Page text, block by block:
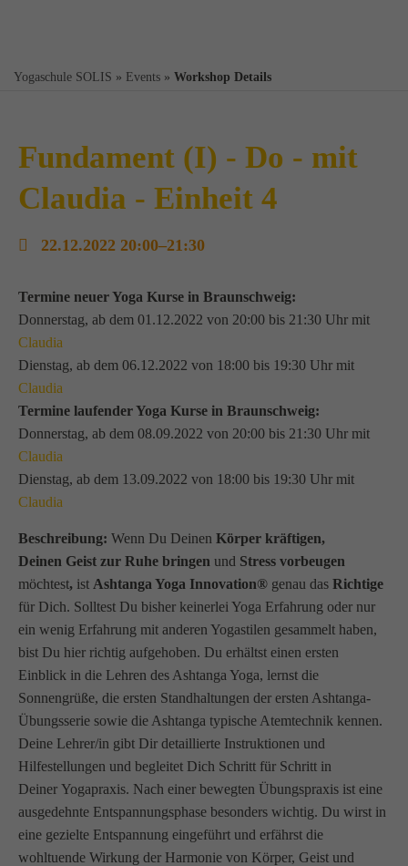
Yogaschule SOLIS » Events » Workshop Details
Fundament (I) - Do - mit
Claudia - Einheit 4
22.12.2022 20:00–21:30
Termine neuer Yoga Kurse in Braunschweig:
Donnerstag, ab dem 01.12.2022 von 20:00 bis 21:30 Uhr mit
Claudia
Dienstag, ab dem 06.12.2022 von 18:00 bis 19:30 Uhr mit
Claudia
Termine laufender Yoga Kurse in Braunschweig:
Donnerstag, ab dem 08.09.2022 von 20:00 bis 21:30 Uhr mit
Claudia
Dienstag, ab dem 13.09.2022 von 18:00 bis 19:30 Uhr mit
Claudia
Beschreibung: Wenn Du DeinenKörper kräftigen,
Deinen Geist zur Ruhe bringen und Stress vorbeugen
möchtest, ist Ashtanga Yoga Innovation® genau dasRichtige
für Dich. Solltest Du bisher keinerlei Yoga Erfahrung oder nur
ein wenig Erfahrung mit anderen Yogastilen gesammelt haben,
bist Du hier richtig aufgehoben. Du erhältst einen ersten
Einblick in die Lehren des Ashtanga Yoga, lernst die
Sonnengrüße, die ersten Standhaltungen der ersten Ashtanga-
Übungsserie sowie die Ashtanga typische Atemtechnik kennen.
Deine Lehrer/in gibt Dir detaillierte Instruktionen und
Hilfestellungen und begleitet Dich Schritt für Schritt in
Deiner Yogapraxis. Nach einer bewegten Übungspraxis ist eine
ausgedehnte Entspannungsphase besonders wichtig. Du wirst in
eine gezielte Entspannung eingeführt und erfährst die
wohltuende Wirkung der Harmonie von Körper, Geist und